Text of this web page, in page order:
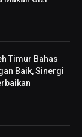
Timur Bahas
Baik, Sinergi